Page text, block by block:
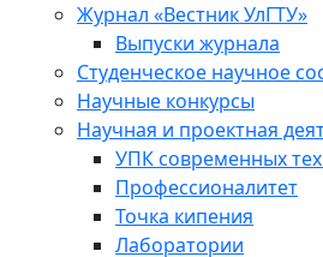
Журнал «Вестник УлГТУ»
Выпуски журнала
Студенческое научное
Научные конкурсы
Научная и проектная
УПК современных
Профессионалитет
Точка кипения
Лаборатории